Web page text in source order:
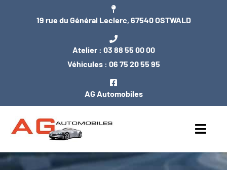
19 rue du Général Leclerc, 67540 OSTWALD
Atelier : 03 88 55 00 00
Véhicules : 06 75 20 55 95
AG Automobiles
ACCUEIL